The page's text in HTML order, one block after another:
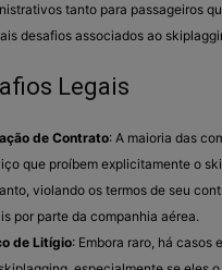
tanto para passageiros
desafios associados ao
Legais
de Contrato: A maioria das
que proíbem explicitamente o
violando os termos de seu
por parte da companhia aérea.
de Litígio: Embora raro, há casos